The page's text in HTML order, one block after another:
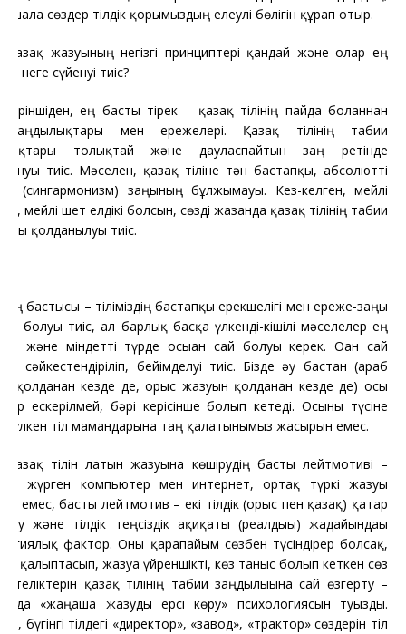
шала сөздер тілдік қорымыздың елеулі бөлігін құрап отыр.
Қазақ жазуының негізгі принциптері қандай және олар ең
неге сүйенуі тиіс?
Біріншіден, ең басты тірек – қазақ тілінің пайда болғаннан
заңдылықтары мен ережелері. Қазақ тілінің табиғи
толықтай және дауласпайтын заң ретінде
тиіс. Мәселен, қазақ тіліне тән бастапқы, абсолютті
(сингармонизм) заңының бұлжымауы. Кез-келген, мейлі
мейлі шет елдікі болсын, сөзді жазғанда қазақ тілінің табиғи
қолданылуы тиіс.
Ең бастысы – тіліміздің бастапқы ерекшелігі мен ереже-заңы
болуы тиіс, ал барлық басқа үлкенді-кішілі мәселелер ең
және міндетті түрде осыған сай болуы керек. Оған сай
сәйкестендіріліп, бейімделуі тиіс. Бізде әу бастан (араб
қолданған кезде де, орыс жазуын қолданған кезде де) осы
ескерілмей, бәрі керісінше болып кетеді. Осыны түсіне
үлкен тіл мамандарына таң қалатынымыз жасырын емес.
Қазақ тілін латын жазуына көшірудің басты лейтмотиві –
жүрген компьютер мен интернет, ортақ түркі жазуы
емес, басты лейтмотив – екі тілдік (орыс пен қазақ) қатар
және тілдік теңсіздік ақиқаты (реалдығы) жағдайындағы
фактор. Оны қарапайым сөзбен түсіндірер болсақ,
қалыптасып, жазуға үйреншікті, көз таныс болып кеткен сөз
қазақ тілінің табиғи заңдылығына сай өзгерту –
«жаңаша жазуды ерсі көру» психологиясын туғызды.
бүгінгі тілдегі «директор», «завод», «трактор» сөздерін тіл